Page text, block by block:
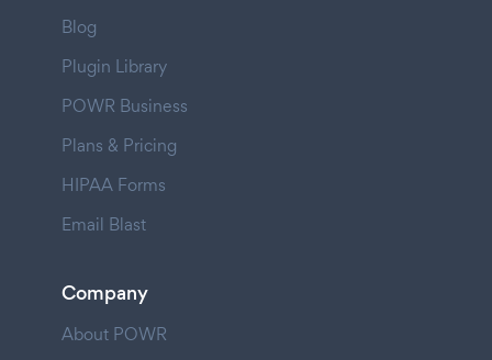
Blog
Plugin Library
POWR Business
Plans & Pricing
HIPAA Forms
Email Blast
Company
About POWR